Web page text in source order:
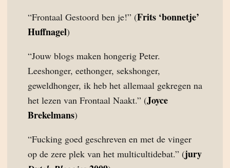
“Frontaal Gestoord ben je!” (Frits ‘bonnetje’
Huffnagel)
“Jouw blogs maken hongerig Peter.
Leeshonger, eethonger, sekshonger,
geweldhonger, ik heb het allemaal gekregen na
het lezen van Frontaal Naakt.” (Joyce
Brekelmans)
“Fucking goed geschreven en met de vinger
op de zere plek van het multicultidebat.” (jury